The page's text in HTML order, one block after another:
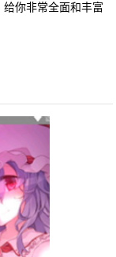
你非常全面和丰富